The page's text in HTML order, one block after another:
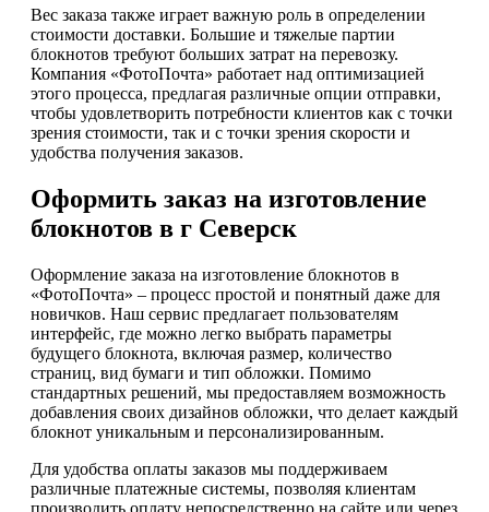
Вес заказа также играет важную роль в определении
стоимости доставки. Большие и тяжелые партии
блокнотов требуют больших затрат на перевозку.
Компания «ФотоПочта» работает над оптимизацией
этого процесса, предлагая различные опции отправки,
чтобы удовлетворить потребности клиентов как с точки
зрения стоимости, так и с точки зрения скорости и
удобства получения заказов.
Оформить заказ на изготовление
блокнотов в г Северск
Оформление заказа на изготовление блокнотов в
«ФотоПочта» – процесс простой и понятный даже для
новичков. Наш сервис предлагает пользователям
интерфейс, где можно легко выбрать параметры
будущего блокнота, включая размер, количество
страниц, вид бумаги и тип обложки. Помимо
стандартных решений, мы предоставляем возможность
добавления своих дизайнов обложки, что делает каждый
блокнот уникальным и персонализированным.
Для удобства оплаты заказов мы поддерживаем
различные платежные системы, позволяя клиентам
производить оплату непосредственно на сайте или через